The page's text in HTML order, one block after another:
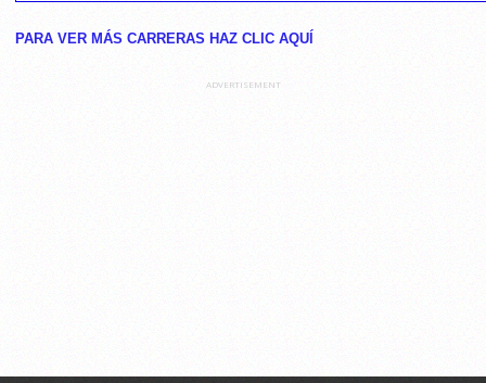
PARA VER MÁS CARRERAS HAZ CLIC AQUĺ
ADVERTISEMENT